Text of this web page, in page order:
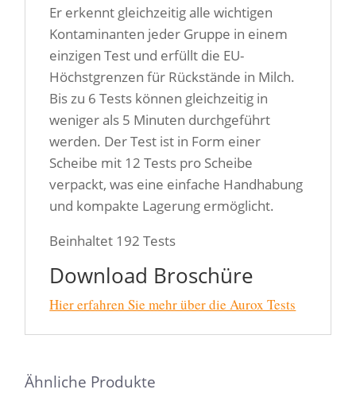
Er erkennt gleichzeitig alle wichtigen
Kontaminanten jeder Gruppe in einem
einzigen Test und erfüllt die EU-
Höchstgrenzen für Rückstände in Milch.
Bis zu 6 Tests können gleichzeitig in
weniger als 5 Minuten durchgeführt
werden. Der Test ist in Form einer
Scheibe mit 12 Tests pro Scheibe
verpackt, was eine einfache Handhabung
und kompakte Lagerung ermöglicht.
Beinhaltet 192 Tests
Download Broschüre
Hier erfahren Sie mehr über die Aurox Tests
Ähnliche Produkte